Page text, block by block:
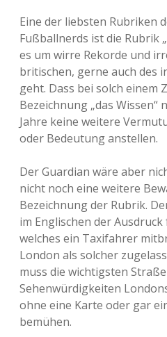
Eine der liebsten Rubriken
Fußballnerds ist die Rubrik „
es um wirre Rekorde und
britischen, gerne auch des
geht. Dass bei solch einem
Bezeichnung „das Wissen“
Jahre keine weitere
oder Bedeutung anstellen.
Der Guardian wäre aber
nicht noch eine weitere
Bezeichnung der Rubrik.
im Englischen der
welches ein Taxifahrer
London als solcher
muss die wichtigsten
Sehenwürdigkeiten
ohne eine Karte oder gar
bemühen.